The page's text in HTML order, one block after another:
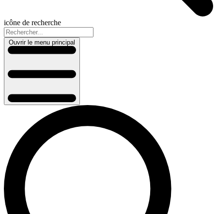
icône de recherche
Ouvrir le menu principal